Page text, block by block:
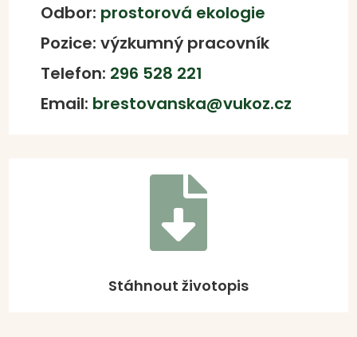
Odbor: prostorová ekologie
Pozice: výzkumný pracovník
Telefon: 296 528 221
Email: brestovanska@vukoz.cz

Stáhnout životopis